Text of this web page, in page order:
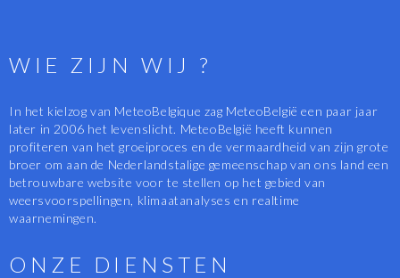
WIE ZIJN WIJ ?
In het kielzog van MeteoBelgique zag MeteoBelgië een paar jaar
later in 2006 het levenslicht. MeteoBelgië heeft kunnen
profiteren van het groeiproces en de vermaardheid van zijn grote
broer om aan de Nederlandstalige gemeenschap van ons land een
betrouwbare website voor te stellen op het gebied van
weersvoorspellingen, klimaatanalyses en realtime
waarnemingen.
ONZE DIENSTEN